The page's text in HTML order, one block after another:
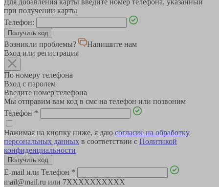
Для добавления карты введите номер телефона, указанный
при получении карты
Телефон:
Возникли проблемы?
Напишите нам
Вход или регистрация
По номеру телефона
Вход с паролем
Введите номер телефона
Мы отправим вам код в смс на телефон или позвоним
Телефон *
Нажимая на кнопку ниже, я даю согласие на обработку
персональных данных в соответствии с Политикой
конфиденциальности
E-mail или Телефон *
mail@mail.ru или 7XXXXXXXXXX